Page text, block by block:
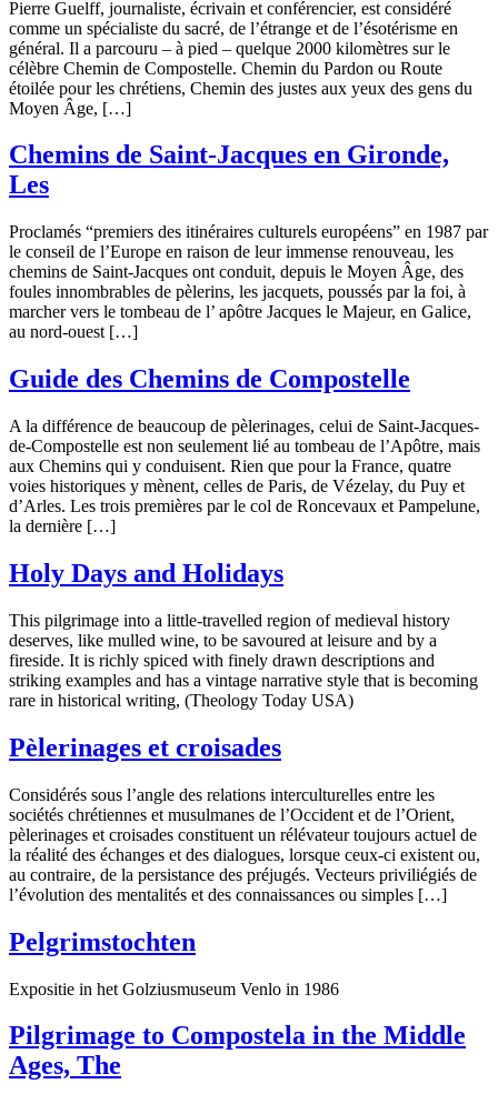
Pierre Guelff, journaliste, écrivain et conférencier, est considéré
comme un spécialiste du sacré, de l’étrange et de l’ésotérisme en
général. Il a parcouru – à pied – quelque 2000 kilomètres sur le
célèbre Chemin de Compostelle. Chemin du Pardon ou Route
étoilée pour les chrétiens, Chemin des justes aux yeux des gens du
Moyen Âge, […]
Chemins de Saint-Jacques en Gironde,
Les
Proclamés “premiers des itinéraires culturels européens” en 1987 par
le conseil de l’Europe en raison de leur immense renouveau, les
chemins de Saint-Jacques ont conduit, depuis le Moyen Âge, des
foules innombrables de pèlerins, les jacquets, poussés par la foi, à
marcher vers le tombeau de l’ apôtre Jacques le Majeur, en Galice,
au nord-ouest […]
Guide des Chemins de Compostelle
A la différence de beaucoup de pèlerinages, celui de Saint-Jacques-
de-Compostelle est non seulement lié au tombeau de l’Apôtre, mais
aux Chemins qui y conduisent. Rien que pour la France, quatre
voies historiques y mènent, celles de Paris, de Vézelay, du Puy et
d’Arles. Les trois premières par le col de Roncevaux et Pampelune,
la dernière […]
Holy Days and Holidays
This pilgrimage into a little-travelled region of medieval history
deserves, like mulled wine, to be savoured at leisure and by a
fireside. It is richly spiced with finely drawn descriptions and
striking examples and has a vintage narrative style that is becoming
rare in historical writing, (Theology Today USA)
Pèlerinages et croisades
Considérés sous l’angle des relations interculturelles entre les
sociétés chrétiennes et musulmanes de l’Occident et de l’Orient,
pèlerinages et croisades constituent un rélévateur toujours actuel de
la réalité des échanges et des dialogues, lorsque ceux-ci existent ou,
au contraire, de la persistance des préjugés. Vecteurs priviliégiés de
l’évolution des mentalités et des connaissances ou simples […]
Pelgrimstochten
Expositie in het Golziusmuseum Venlo in 1986
Pilgrimage to Compostela in the Middle
Ages, The